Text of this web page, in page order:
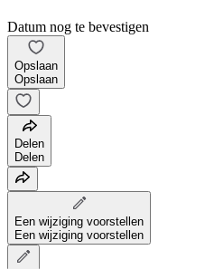
Datum nog te bevestigen
Opslaan
Opslaan
Delen
Delen
Een wijziging voorstellen
Een wijziging voorstellen